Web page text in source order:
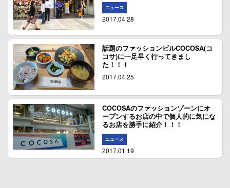
ニュース
2017.04.28
話題のファッションビルCOCOSA(コ
コサ)に一足早く行ってきまし
た！！！
2017.04.25
COCOSAのファッションゾーンにオ
ープンするお店の中で個人的に気にな
るお店を勝手に紹介！！！
ニュース
2017.01.19